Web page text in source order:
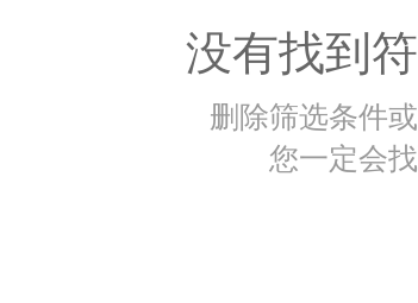
没有找到
删除筛选条件
您一定会